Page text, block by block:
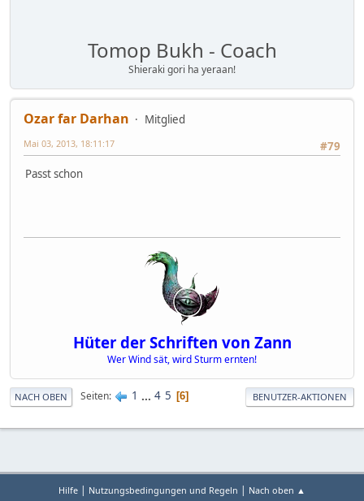
Tomop Bukh - Coach
Shieraki gori ha yeraan!
Ozar far Darhan
Mitglied
#79
Mai 03, 2013, 18:11:17
Passt schon
Hüter der Schriften von Zann
Wer Wind sät, wird Sturm ernten!
NACH OBEN Seiten 1 ... 4 5 6 BENUTZER-AKTIONEN
Hilfe | Nutzungsbedingungen und Regeln | Nach oben ▲